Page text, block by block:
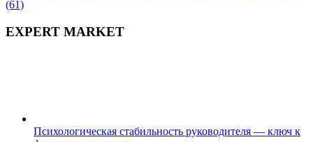
(61)
EXPERT MARKET
Психологическая стабильность руководителя — ключ к